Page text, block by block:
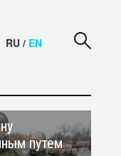
RU / EN
путем